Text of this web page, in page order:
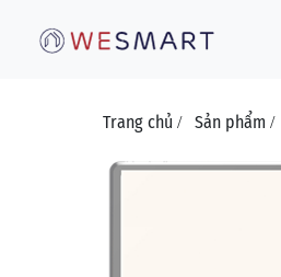
Trang chủ / Sản phẩm /